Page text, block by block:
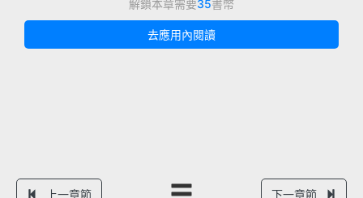
解鎖本章需要35書幣
去應用內閱讀
上一章節 下一章節